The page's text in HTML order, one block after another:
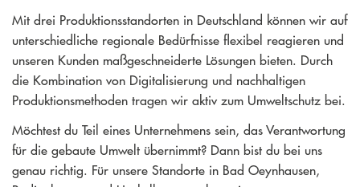
Mit drei Produktionsstandorten in Deutschland können wir auf
unterschiedliche regionale Bedürfnisse flexibel reagieren und
unseren Kunden maßgeschneiderte Lösungen bieten. Durch
die Kombination von Digitalisierung und nachhaltigen
Produktionsmethoden tragen wir aktiv zum Umweltschutz bei.
Möchtest du Teil eines Unternehmens sein, das Verantwortung
für die gebaute Umwelt übernimmt? Dann bist du bei uns
genau richtig. Für unsere Standorte in Bad Oeynhausen,